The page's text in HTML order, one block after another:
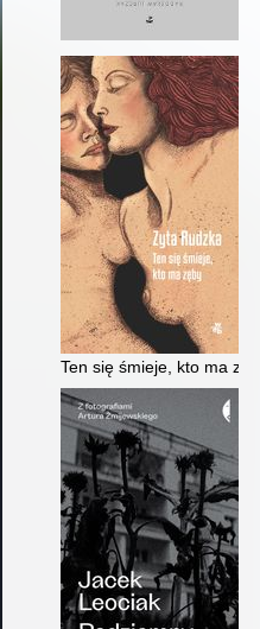
Ten się śmieje, kto ma zęby